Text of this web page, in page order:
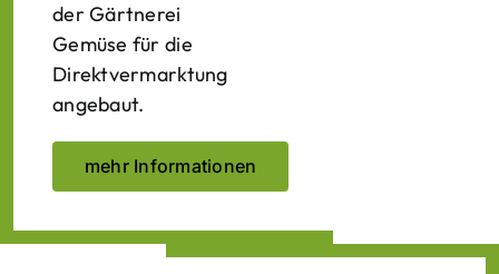
der Gärtnerei
Gemüse für die
Direktvermarktung
angebaut.
mehr Informationen